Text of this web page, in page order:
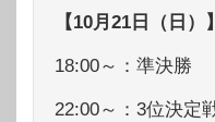
【10月21日（日）】
18:00～：準決勝
22:00～：3位決定